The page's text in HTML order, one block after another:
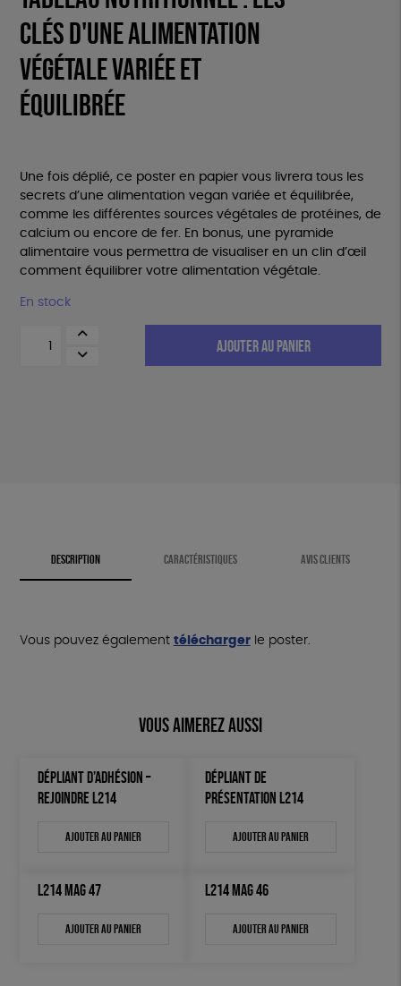
clés d'une alimentation
végétale variée et
équilibrée
Une fois déplié, ce poster en papier vous livrera tous les
secrets d’une alimentation vegan variée et équilibrée,
comme les différentes sources végétales de protéines, de
calcium ou encore de fer. En bonus, une pyramide
alimentaire vous permettra de visualiser en un clin d’œil
comment équilibrer votre alimentation végétale.
En stock
AJOUTER AU PANIER
DESCRIPTION CARACTÉRISTIQUES AVIS CLIENTS
Vous pouvez également télécharger le poster.
Vous aimerez aussi
DÉPLIANT D’ADHÉSION –
REJOINDRE L214
Ajouter au panier
DÉPLIANT DE
PRÉSENTATION L214
Ajouter au panier
L214 MAG 47
Ajouter au panier
L214 MAG 46
Ajouter au panier